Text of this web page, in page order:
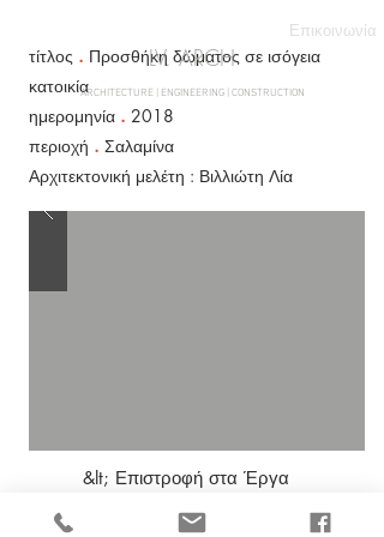
LV. ARCH
ARCHITECTURE | ENGINEERING | CONSTRUCTION
Επικοινωνία
τίτλος . Προσθήκη δώματος σε ισόγεια
κατοικία
ημερομηνία . 2018
περιοχή . Σαλαμίνα
Αρχιτεκτονική μελέτη : Βιλλιώτη Λία
&lt; Επιστροφή στα Έργα